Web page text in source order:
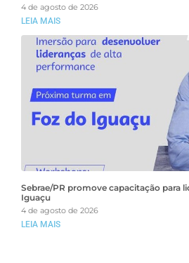
4 de agosto de 2026
LEIA MAIS
Sebrae/PR promove capacitação para
Iguaçu
4 de agosto de 2026
LEIA MAIS